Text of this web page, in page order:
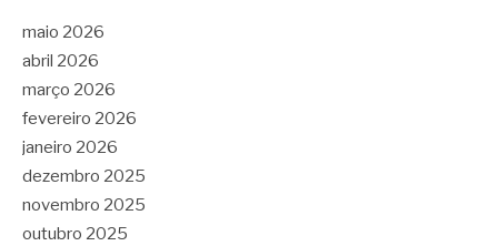
maio 2026
abril 2026
março 2026
fevereiro 2026
janeiro 2026
dezembro 2025
novembro 2025
outubro 2025